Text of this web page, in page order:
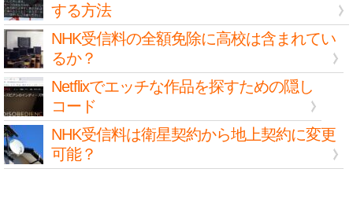
する方法
NHK受信料の全額免除に高校は含まれてい
るか？
Netflixでエッチな作品を探すための隠し
コード
NHK受信料は衛星契約から地上契約に変更
可能？